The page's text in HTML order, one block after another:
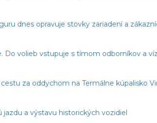
dnes opravuje stovky zariadení a
Do volieb vstupuje s tímom odborníkov a
za oddychom na Termálne kúpalisko
a výstavu historických vozidiel